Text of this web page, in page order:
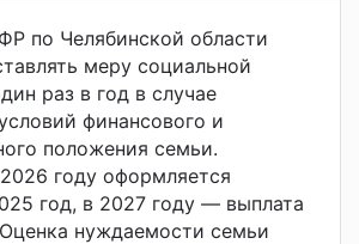
по Челябинской области
меру социальной
раз в год в случае
финансового и
положения семьи.
году оформляется
год, в 2027 году — выплата
нуждаемости семьи